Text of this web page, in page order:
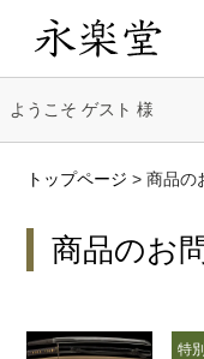
ようこそ ゲスト 様
トップページ >商品の
商品のお
特